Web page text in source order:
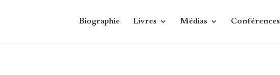
Biographie Livres Médias Conférences